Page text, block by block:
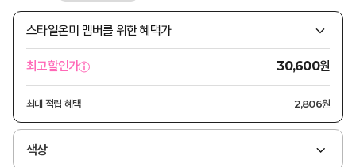
스타일온미 멤버를 위한 혜택가
최고할인가 30,600원
최대 적립 혜택 2,806원
색상